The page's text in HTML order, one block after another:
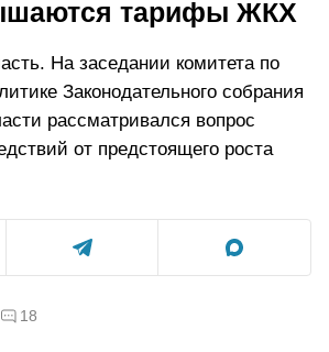
тарифы ЖКХ
На заседании комитета по
Законодательного собрания
рассматривался вопрос
от предстоящего роста
18